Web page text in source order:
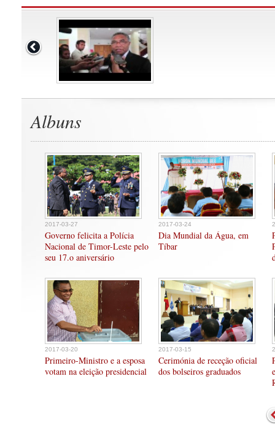
Albuns
2017-03-27
Governo felicita a Polícia
Nacional de Timor-Leste pelo
seu 17.o aniversário
2017-03-24
Dia Mundial da Água, em
Tíbar
2017-03-20
Primeiro-Ministro e a esposa
votam na eleição presidencial
2017-03-15
Cerimónia de receção oficial
dos bolseiros graduados